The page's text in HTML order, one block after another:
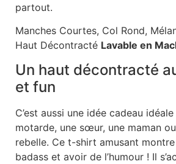
partout.
Manches Courtes, Col Rond,
Haut Décontracté Lavable en
Un haut décontracté
et fun
C’est aussi une idée cadeau
motarde, une sœur, une maman
rebelle. Ce t-shirt amusant montre
badass et avoir de l’humour ! Il